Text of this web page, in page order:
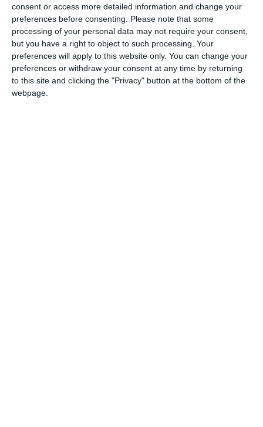
consent or access more detailed information and change your
preferences before consenting. Please note that some
processing of your personal data may not require your consent,
but you have a right to object to such processing. Your
preferences will apply to this website only. You can change your
preferences or withdraw your consent at any time by returning
to this site and clicking the "Privacy" button at the bottom of the
webpage.
Informațiile din prezentul articol sunt de interes public și
sunt obținute din surse publice deschise.
Adaugă-ne ca sursă în Google
Urmărește-ne pe Google News